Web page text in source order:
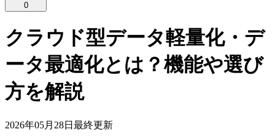
0
クラウド型データ軽量化・デ
ータ最適化とは？機能や選び
方を解説
2026年05月28日 最終更新